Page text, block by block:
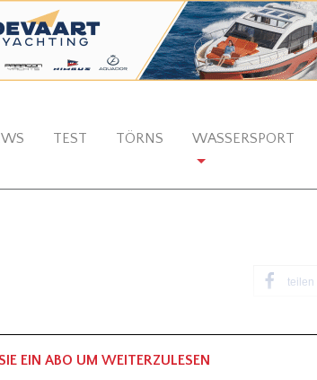
TEST TÖRNS WASSERSPORT
teilen
EIN ABO UM WEITERZULESEN